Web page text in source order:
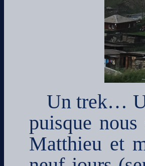
Un trek…
puisque
Matthieu et